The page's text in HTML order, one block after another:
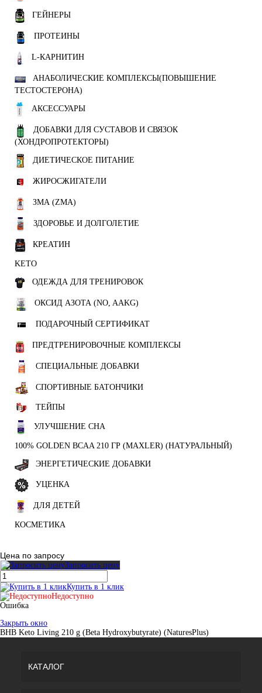
ГЕЙНЕРЫ
ПРОТЕИНЫ
L-КАРНИТИН
АНАБОЛИЧЕСКИЕ КОМПЛЕКСЫ(ПОВЫШЕНИЕ
ТЕСТОСТЕРОНА)
АКСЕССУАРЫ
ДОБАВКИ ДЛЯ СУСТАВОВ И СВЯЗОК
(ХОНДРОПРОТЕКТОРЫ)
ДИЕТИЧЕСКОЕ ПИТАНИЕ
ЖИРОСЖИГАТЕЛИ
ЗМА (ZMA)
ЗДОРОВЬЕ И ДОЛГОЛЕТИЕ
КРЕАТИН
KETO
ОДЕЖДА ДЛЯ ТРЕНИРОВОК
ОКСИД АЗОТА (NO, AAKG)
ПОДАРОЧНЫЙ СЕРТИФИКАТ
ПРЕДТРЕНИРОВОЧНЫЕ КОМПЛЕКСЫ
СПЕЦИАЛЬНЫЕ ДОБАВКИ
СПОРТИВНЫЕ БАТОНЧИКИ
ТЕЙПЫ
УЛУЧШЕНИЕ СНА
100% GOLDEN BCAA 210 ГР (MAXLER) (НАТУРАЛЬНЫЙ)
ЭНЕРГЕТИЧЕСКИЕ ДОБАВКИ
УЦЕНКА
ДЛЯ ДЕТЕЙ
КОСМЕТИКА
Цена по запросу
Запросить цену
Купить в 1 клик
Недоступно
Ошибка
Закрыть окно
BHB Keto Living 210 g (Beta Hydroxybutyrate) (NaturesPlus)
КАТАЛОГ